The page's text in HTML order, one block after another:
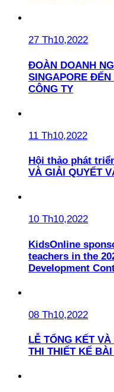
27 Th10,2022
ĐOÀN DOANH
SINGAPORE
CÔNG TY
11 Th10,2022
Hội thảo phát
VÀ GIẢI QUYẾT
10 Th10,2022
KidsOnline
teachers in the
Development
08 Th10,2022
LỄ TỔNG KẾT
THI THIẾT KẾ